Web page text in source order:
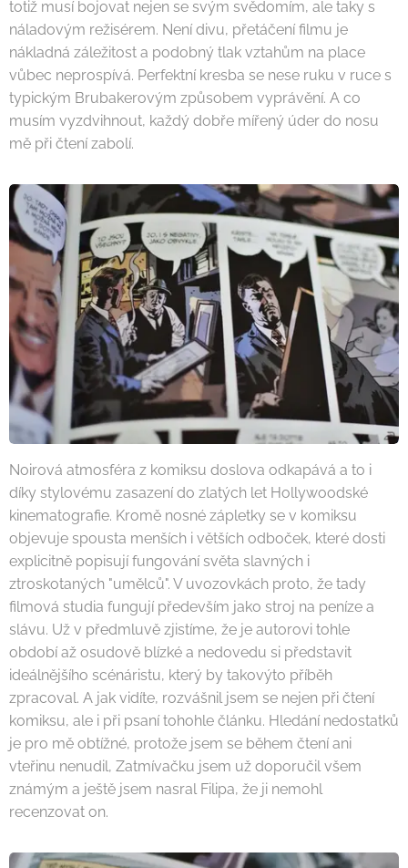
totiž musí bojovat nejen se svým svědomím, ale taky s
náladovým režisérem. Není divu, přetáčení filmu je
nákladná záležitost a podobný tlak vztahům na place
vůbec neprospívá. Perfektní kresba se nese ruku v ruce s
typickým Brubakerovým způsobem vyprávění. A co
musím vyzdvihnout, každý dobře mířený úder do nosu
mě při čtení zabolí.
Noirová atmosféra z komiksu doslova odkapává a to i
díky stylovému zasazení do zlatých let Hollywoodské
kinematografie. Kromě nosné zápletky se v komiksu
objevuje spousta menších i větších odboček, které dosti
explicitně popisují fungování světa slavných i
ztroskotaných "umělců". V uvozovkách proto, že tady
filmová studia fungují především jako stroj na peníze a
slávu. Už v předmluvě zjistíme, že je autorovi tohle
období až osudově blízké a nedovedu si představit
ideálnějšího scénáristu, který by takovýto příběh
zpracoval. A jak vidíte, rozvášnil jsem se nejen při čtení
komiksu, ale i při psaní tohohle článku. Hledání nedostatků
je pro mě obtížné, protože jsem se během čtení ani
vteřinu nenudil, Zatmívačku jsem už doporučil všem
známým a ještě jsem nasral Filipa, že ji nemohl
recenzovat on.